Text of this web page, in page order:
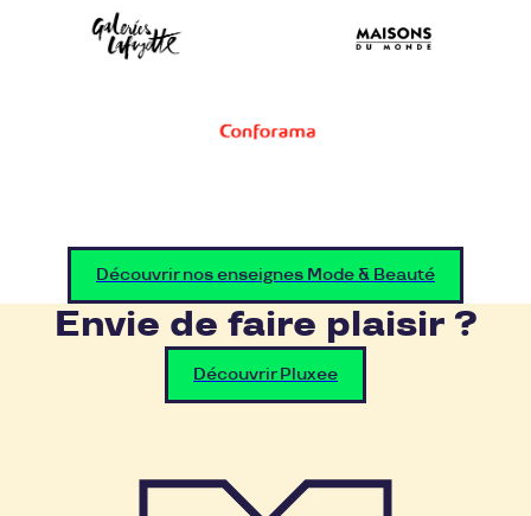
Découvrir nos enseignes Mode & Beauté
Envie de faire plaisir ?
Découvrir Pluxee